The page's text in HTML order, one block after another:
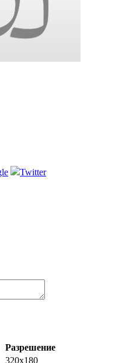
Twitter
Разрешение
320x180